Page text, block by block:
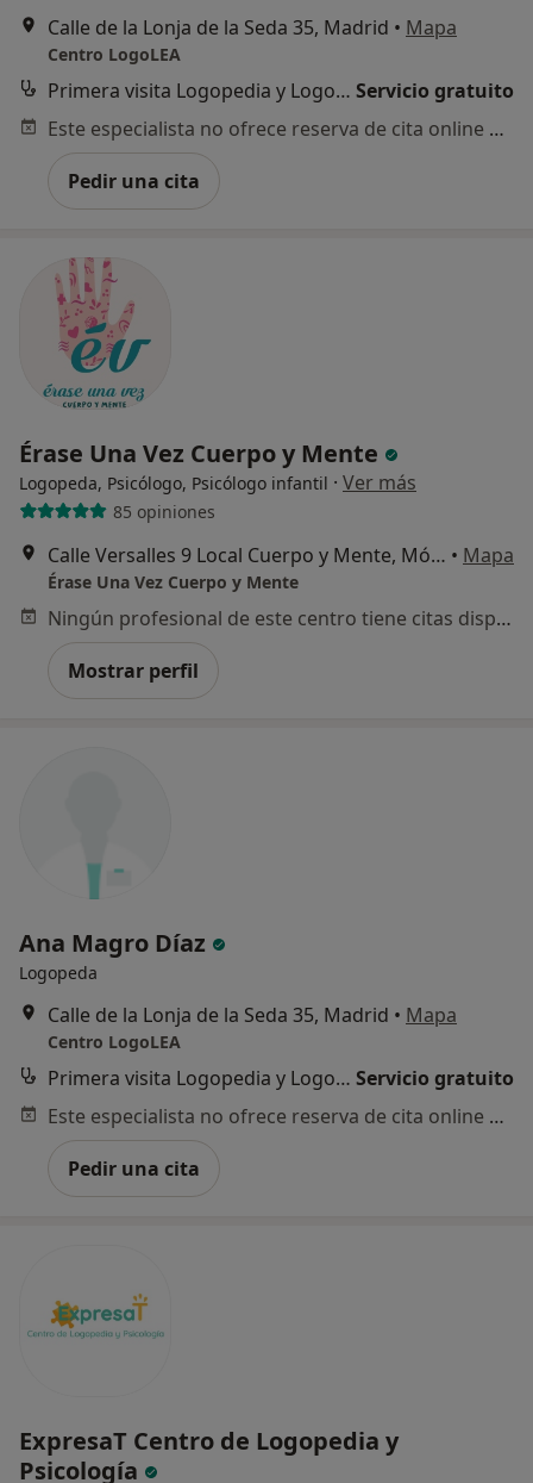
Calle de la Lonja de la Seda 35, Madrid • Mapa
Centro LogoLEA
Primera visita Logopedia y Logofoniatría Servicio gratuito
Este especialista no ofrece reserva de cita online en esta dirección.
Pedir una cita
Érase Una Vez Cuerpo y Mente
Logopeda, Psicólogo, Psicólogo infantil · Ver más
85 opiniones
Calle Versalles 9 Local Cuerpo y Mente, Móstoles • Mapa
Érase Una Vez Cuerpo y Mente
Ningún profesional de este centro tiene citas disponibles
Mostrar perfil
Ana Magro Díaz
Logopeda
Calle de la Lonja de la Seda 35, Madrid • Mapa
Centro LogoLEA
Primera visita Logopedia y Logofoniatría Servicio gratuito
Este especialista no ofrece reserva de cita online en esta dirección.
Pedir una cita
ExpresaT Centro de Logopedia y
Psicología